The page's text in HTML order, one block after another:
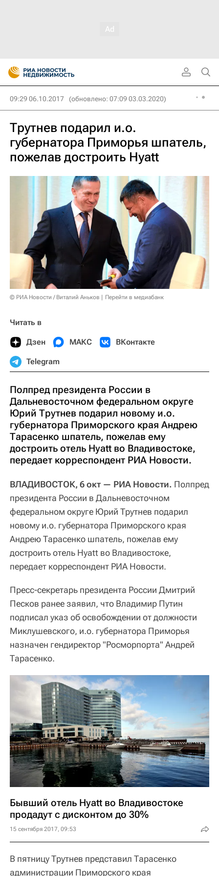
09:29 06.10.2017 (обновлено: 07:09 03.03.2020)
Трутнев подарил и.о.
губернатора Приморья шпатель,
пожелав достроить Hyatt
© РИА Новости / Виталий Аньков Перейти в медиабанк
Читать в
Дзен МАКС ВКонтакте
Telegram
Полпред президента России в
Дальневосточном федеральном округе
Юрий Трутнев подарил новому и.о.
губернатора Приморского края Андрею
Тарасенко шпатель, пожелав ему
достроить отель Hyatt во Владивостоке,
передает корреспондент РИА Новости.
ВЛАДИВОСТОК, 6 окт — РИА Новости. Полпред
президента России в Дальневосточном
федеральном округе Юрий Трутнев подарил
новому и.о. губернатора Приморского края
Андрею Тарасенко шпатель, пожелав ему
достроить отель Hyatt во Владивостоке,
передает корреспондент РИА Новости.
Пресс-секретарь президента России Дмитрий
Песков ранее заявил, что Владимир Путин
подписал указ об освобождении от должности
Миклушевского, и.о. губернатора Приморья
назначен гендиректор "Росморпорта" Андрей
Тарасенко.
Бывший отель Hyatt во Владивостоке
продадут с дисконтом до 30%
15 сентября 2017, 09:53
В пятницу Трутнев представил Тарасенко
администрации Приморского края